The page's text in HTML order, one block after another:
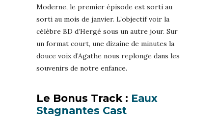
Moderne, le premier épisode est sorti au
sorti au mois de janvier. L’objectif voir la
célèbre BD d’Hergé sous un autre jour. Sur
un format court, une dizaine de minutes la
douce voix d’Agathe nous replonge dans les
souvenirs de notre enfance.
Le Bonus Track : Eaux
Stagnantes Cast